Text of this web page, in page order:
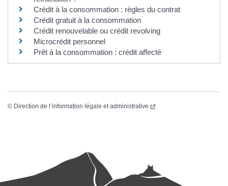
Crédit à la consommation : règles du contrat
Crédit gratuit à la consommation
Crédit renouvelable ou crédit revolving
Microcrédit personnel
Prêt à la consommation : crédit affecté
© Direction de l’information légale et administrative